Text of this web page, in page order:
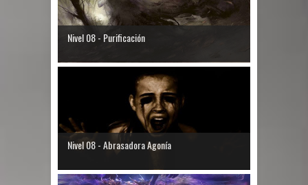
Nivel 08 - Purificación
Nivel 08 - Abrasadora Agonía